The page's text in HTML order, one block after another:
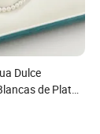
Dulce
de Plata